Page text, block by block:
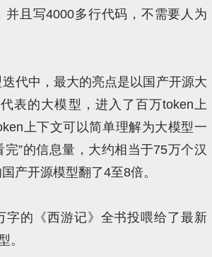
并且写4000多行代码，不需要人为
代中，最大的亮点是以国产开源大
表的大模型，进入了百万token上
上下文可以简单理解为大模型一
完”的信息量，大约相当于75万个汉
产开源模型翻了4至8倍。
字的《西游记》全书投喂给了最新
。